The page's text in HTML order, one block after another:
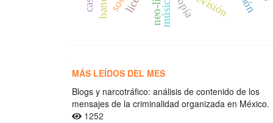
música
MÁS LEÍDOS DEL MES
Blogs y narcotráfico: análisis de contenido de los
mensajes de la criminalidad organizada en México.
1252